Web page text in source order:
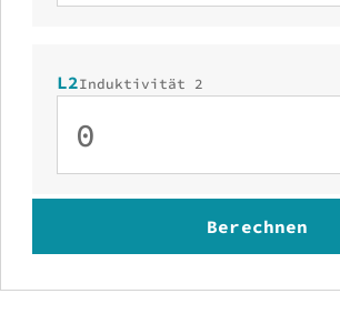
L2Induktivität 2
Berechnen